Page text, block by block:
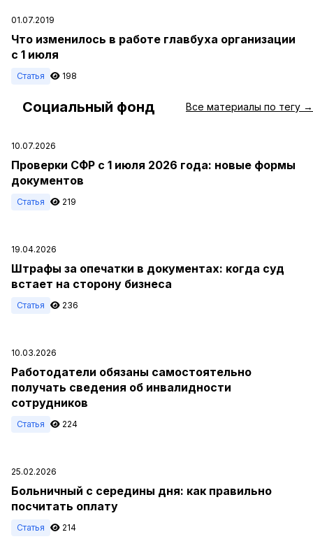
01.07.2019
Что изменилось в работе главбуха организации
с 1 июля
Статья 198
Социальный фонд Все материалы по тегу →
10.07.2026
Проверки СФР с 1 июля 2026 года: новые формы
документов
Статья 219
19.04.2026
Штрафы за опечатки в документах: когда суд
встает на сторону бизнеса
Статья 236
10.03.2026
Работодатели обязаны самостоятельно
получать сведения об инвалидности
сотрудников
Статья 224
25.02.2026
Больничный с середины дня: как правильно
посчитать оплату
Статья 214